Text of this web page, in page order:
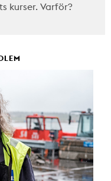
kurser. Varför?